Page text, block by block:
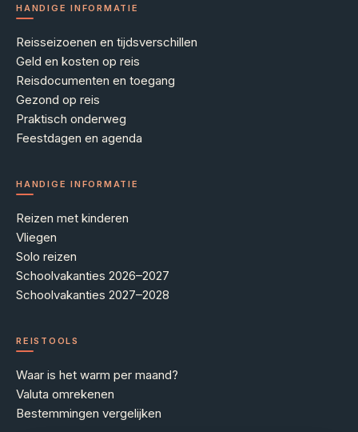
HANDIGE INFORMATIE
Reisseizoenen en tijdsverschillen
Geld en kosten op reis
Reisdocumenten en toegang
Gezond op reis
Praktisch onderweg
Feestdagen en agenda
HANDIGE INFORMATIE
Reizen met kinderen
Vliegen
Solo reizen
Schoolvakanties 2026–2027
Schoolvakanties 2027–2028
REISTOOLS
Waar is het warm per maand?
Valuta omrekenen
Bestemmingen vergelijken